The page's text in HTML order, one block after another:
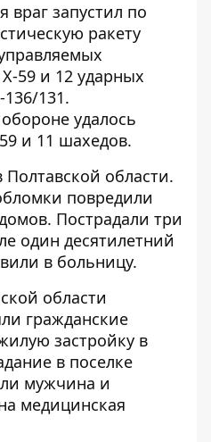
враг запустил по
ракету
59 и 12 ударных
131.
удалось
и 11 шахедов.
области.
повредили
Пострадали три
один десятилетний
в больницу.
области
гражданские
застройку в
в поселке
мужчина и
медицинская